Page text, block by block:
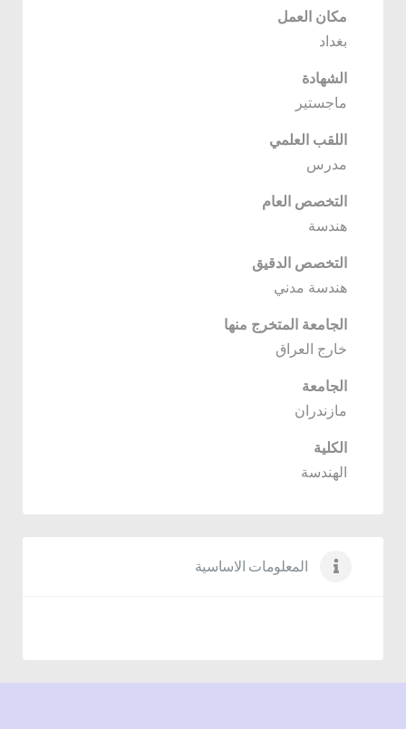
مكان العمل
بغداد
الشهادة
ماجستير
اللقب العلمي
مدرس
التخصص العام
هندسة
التخصص الدقيق
هندسة مدني
الجامعة المتخرج منها
خارج العراق
الجامعة
مازندران
الكلية
الهندسة
المعلومات الاساسية